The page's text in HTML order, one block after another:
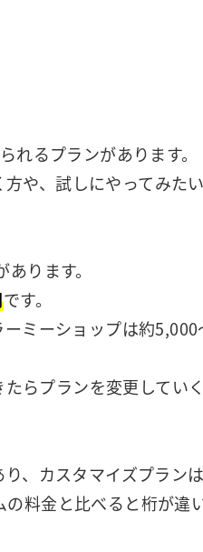
れるプランがあります。
や、試しにやってみた
ります。
です。
ミーショップは約
らプランを変更してい
、カスタマイズプラン
料金と比べると桁が違い